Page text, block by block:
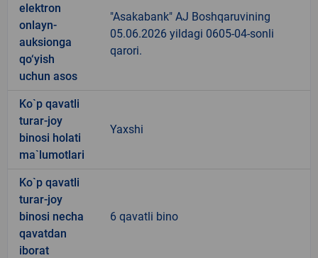
elektron
onlayn-
auksionga
qo‘yish
uchun asos
"Asakabank" AJ Boshqaruvining
05.06.2026 yildagi 0605-04-sonli
qarori.
Ko`p qavatli
turar-joy
binosi holati
ma`lumotlari
Yaxshi
Ko`p qavatli
turar-joy
binosi necha
qavatdan
iborat
6 qavatli bino